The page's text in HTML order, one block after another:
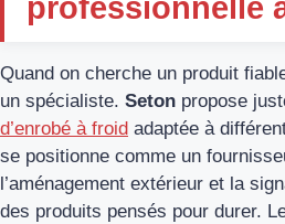
professionnelle
Quand on cherche un produit
un spécialiste. Seton propose
d’enrobé à froid adaptée à
se positionne comme un
l’aménagement extérieur et la
des produits pensés pour durer.